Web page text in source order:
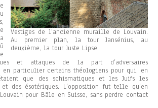
Vestiges de l’ancienne muraille de Louvain.
Au premier plan, la tour Jansénius, au
deuxième, la tour Juste Lipse.
et attaques de la part d’adversaires
particulier certains théologiens pour qui, en
que des schismatiques et les Juifs les
et des ésotériques. L’opposition fut telle qu’en
pour Bâle en Suisse, sans perdre contact